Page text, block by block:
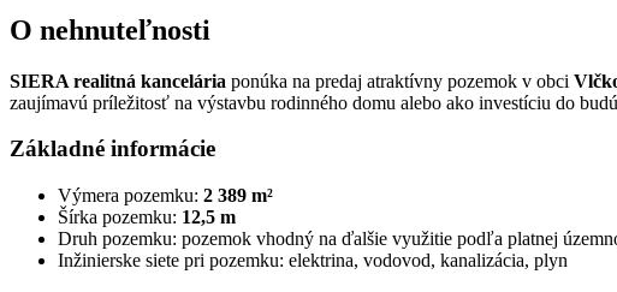
O nehnuteľnosti
SIERA realitná kancelária ponúka na predaj atraktívny pozemok v obci
zaujímavú príležitosť na výstavbu rodinného domu alebo ako investíciu do
Základné informácie
Výmera pozemku: 2 389 m²
Šírka pozemku: 12,5 m
Druh pozemku: pozemok vhodný na ďalšie využitie podľa platnej
Inžinierske siete pri pozemku: elektrina, vodovod, kanalizácia, plyn